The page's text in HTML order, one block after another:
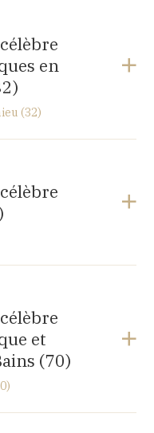
(SPAIN)
en
(32)
Romieu
et
(70)